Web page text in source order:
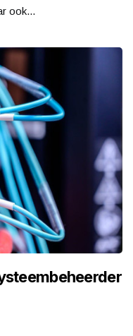
ook...